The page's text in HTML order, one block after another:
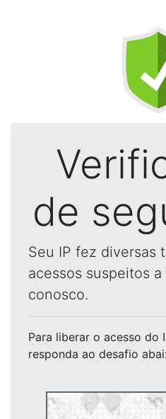
de
Seu IP fez diversas
acessos suspeitos
conosco.
Para liberar o acesso do
responda ao desafio